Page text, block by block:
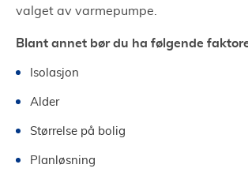
valget av varmepumpe.
Blant annet bør du ha følgende
Isolasjon
Alder
Størrelse på bolig
Planløsning